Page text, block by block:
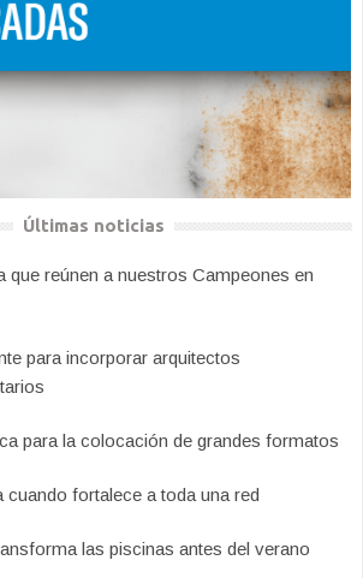
Últimas noticias
que reúnen a nuestros Campeones en
para incorporar arquitectos
para la colocación de grandes formatos
cuando fortalece a toda una red
las piscinas antes del verano